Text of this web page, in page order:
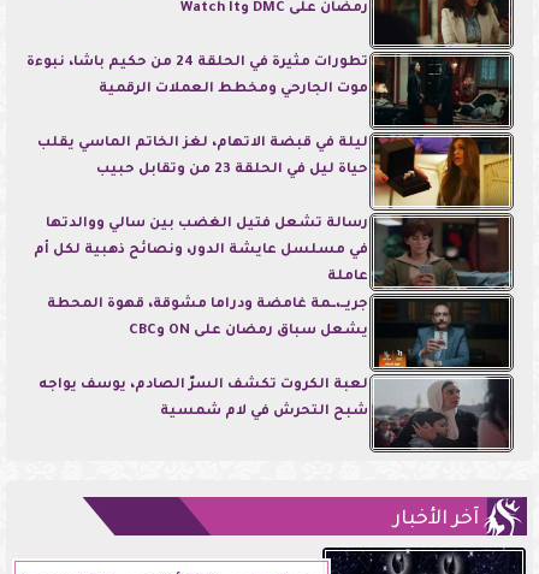
رمضان على DMC وWatch It
تطورات مثيرة في الحلقة 24 من حكيم باشا، نبوءة
موت الجارحي ومخطط العملات الرقمية
ليلة في قبضة الاتهام، لغز الخاتم الماسي يقلب
حياة ليل في الحلقة 23 من وتقابل حبيب
رسالة تشعل فتيل الغضب بين سالي ووالدتها
في مسلسل عايشة الدور، ونصائح ذهبية لكل أم
عاملة
جريــ،ــمة غامضة ودراما مشوقة، قهوة المحطة
يشعل سباق رمضان على ON وCBC
لعبة الكروت تكشف السرّ الصادم، يوسف يواجه
شبح التحرش في لام شمسية
آخر الأخبار